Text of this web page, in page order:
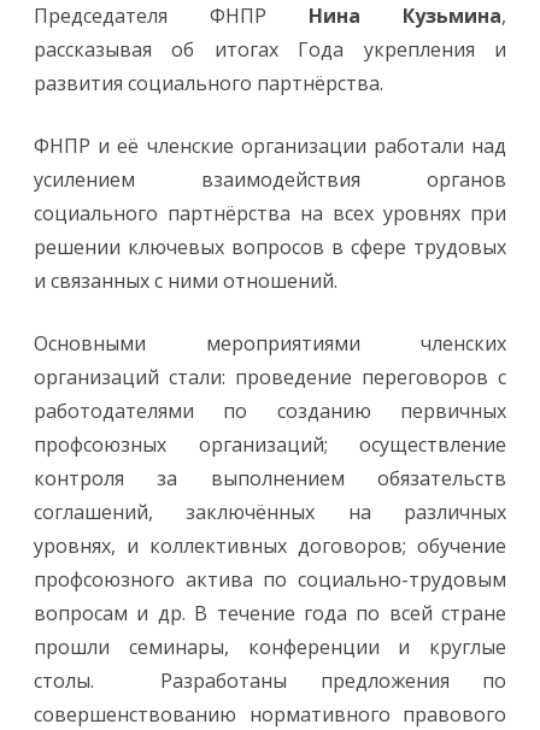
Председателя ФНПР Нина Кузьмина,
рассказывая об итогах Года укрепления и
развития социального партнёрства.
ФНПР и её членские организации работали над
усилением взаимодействия органов
социального партнёрства на всех уровнях при
решении ключевых вопросов в сфере трудовых
и связанных с ними отношений.
Основными мероприятиями членских
организаций стали: проведение переговоров с
работодателями по созданию первичных
профсоюзных организаций; осуществление
контроля за выполнением обязательств
соглашений, заключённых на различных
уровнях, и коллективных договоров; обучение
профсоюзного актива по социально-трудовым
вопросам и др. В течение года по всей стране
прошли семинары, конференции и круглые
столы. Разработаны предложения по
совершенствованию нормативного правового